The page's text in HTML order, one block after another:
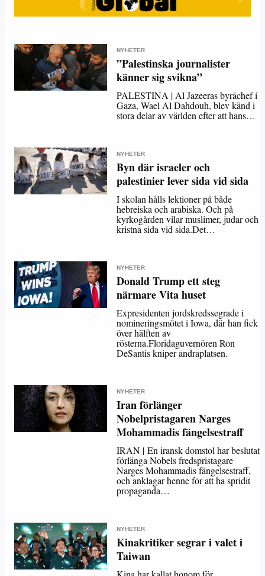
NYHETER
”Palestinska journalister
känner sig svikna”
PALESTINA | Al Jazeeras byråchef i
Gaza, Wael Al Dahdouh, blev känd i
stora delar av världen efter att hans…
NYHETER
Byn där israeler och
palestinier lever sida vid sida
I skolan hålls lektioner på både
hebreiska och arabiska. Och på
kyrkogården vilar muslimer, judar och
kristna sida vid sida.Det…
NYHETER
Donald Trump ett steg
närmare Vita huset
Expresidenten jordskredssegrade i
nomineringsmötet i Iowa, där han fick
över hälften av
rösterna.Floridaguvernören Ron
DeSantis kniper andraplatsen.
NYHETER
Iran förlänger
Nobelpristagaren Narges
Mohammadis fängelsestraff
IRAN | En iransk domstol har beslutat
förlänga Nobels fredspristagare
Narges Mohammadis fängelsestraff,
och anklagar henne för att ha spridit
propaganda…
NYHETER
Kinakritiker segrar i valet i
Taiwan